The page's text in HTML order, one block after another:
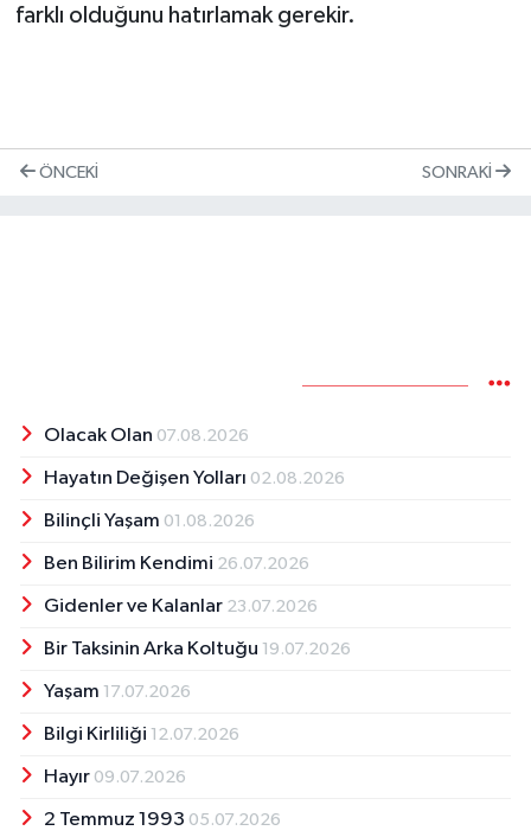
farklı olduğunu hatırlamak gerekir.
ÖNCEKI SONRAKI
Olacak Olan 07.08.2026
Hayatın Değişen Yolları 02.08.2026
Bilinçli Yaşam 01.08.2026
Ben Bilirim Kendimi 26.07.2026
Gidenler ve Kalanlar 23.07.2026
Bir Taksinin Arka Koltuğu 19.07.2026
Yaşam 17.07.2026
Bilgi Kirliliği 12.07.2026
Hayır 09.07.2026
2 Temmuz 1993 05.07.2026